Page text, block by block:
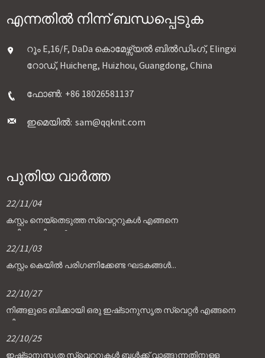
എന്നതിൽ നിന്ന് ബന്ധപ്പെടുക
റൂം E,16/F, DaDa കൊമേഴ്സ്യൽ ബിൽഡിംഗ്, Elingxi
റോഡ്, Huicheng, Huizhou, Guangdong, China
ഫോൺ: +86 18026581137
ഇമെയിൽ: sam@qqknit.com
പുതിയ വാർത്ത
22/11/04
കസ്റ്റം നെയ്തെടുത്ത സ്വെറ്ററുകൾ എങ്ങനെ
പരിശോധിക്കാം?
22/11/03
കസ്റ്റം കെയിൽ പരിഗണിക്കേണ്ട ഘടകങ്ങൾ...
22/10/27
നിങ്ങളുടെ ബിക്കായി ഒരു ഇഷ്‌ടാനുസൃത സ്വെറ്റർ എങ്ങനെ
തിരഞ്ഞെടുക്കാം...
22/10/25
ഇഷ്‌ടാനുസൃത സ്വെറ്ററുകൾ ബൾക്ക് വാങ്ങുന്നതിനുള്ള